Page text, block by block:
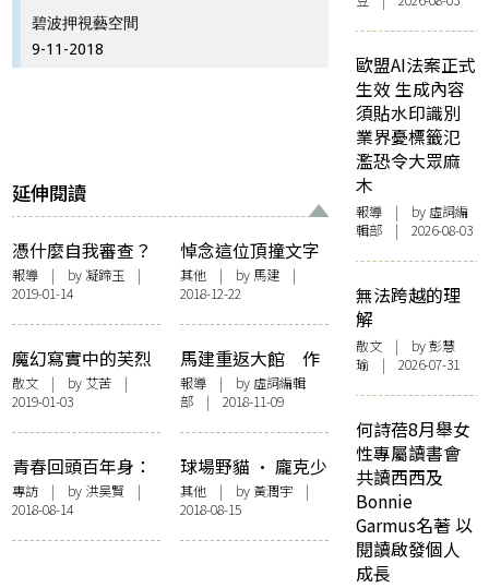
碧波押視藝空間
9-11-2018
延伸閱讀
憑什麼自我審查？
梁文道要求順豐回
應
報導 | by凝蹄玉 |
2019-01-14
悼念這位頂撞文字
獄的現代詩人——
寫給逝去的孟浪兄
其他| by 馬建 |
2018-12-22
魔幻寫實中的芙烈
達．卡蘿——匈牙
利國家美術館
（上）
散文 | by 艾苦 |
2019-01-03
馬建重返大館 作
家與文化界捍衛自
由
報導| by 虛詞編輯
部 | 2018-11-09
青春回頭百年身：
專訪羅冠聰
專訪 | by 洪昊賢 |
2018-08-14
球場野貓 · 龐克少
女 · 異議詩人
其他| by 黃潤宇|
2018-08-15
歐盟AI法案正式
生效 生成內容
須貼水印識別
業界憂標籤氾
濫恐令大眾麻
木
報導 | by 虛詞編
輯部 | 2026-08-03
無法跨越的理
解
散文 | by 彭慧
瑜 | 2026-07-31
何詩蓓8月舉女
性專屬讀書會
共讀西西及
Bonnie
Garmus名著 以
閱讀啟發個人
成長